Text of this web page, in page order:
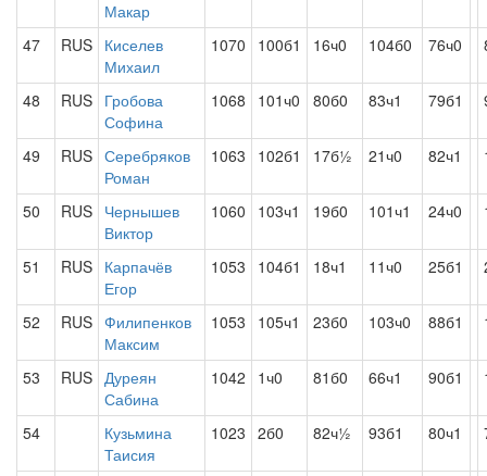
Макар
47
RUS Киселев
Михаил
1070 100б1 16ч0 104б0 76ч0
48 RUS Гробова
Софина
1068 101ч0 80б0 83ч1 79б1
49 RUS Серебряков
Роман
1063 102б1 17б½ 21ч0 82ч1
50 RUS Чернышев
Виктор
1060 103ч1 19б0 101ч1 24ч0
51 RUS Карпачёв
Егор
1053 104б1 18ч1 11ч0 25б1
52 RUS Филипенков
Максим
1053 105ч1 23б0 103ч0 88б1
53 RUS Дуреян
Сабина
1042 1ч0 81б0 66ч1 90б1
54
Кузьмина
Таисия
1023 2б0 82ч½ 93б1 80ч1